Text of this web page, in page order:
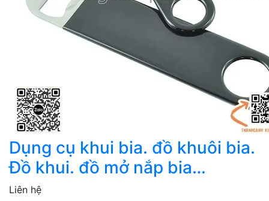
Dụng cụ khui bia. đồ khuôi bia.
Đồ khui. đồ mở nắp bia…
Liên hệ